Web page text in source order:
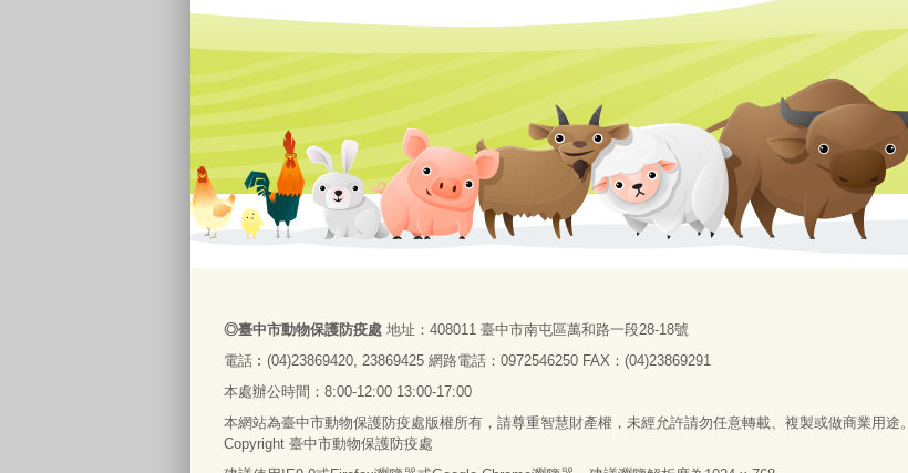
◎臺中市動物保護防疫處 地址：408011 臺中市南屯區萬和路一段28-18號
電話 ︰ (04)23869420, 23869425 網路電話：0972546250 FAX：(04)23869291
本處辦公時間：8:00-12:00 13:00-17:00
本網站為臺中市動物保護防疫處版權所有，請尊重智慧財產權，未經允許請勿任意轉載、複製或做商業用途。
Copyright 臺中市動物保護防疫處